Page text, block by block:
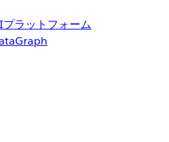
ラットフォーム